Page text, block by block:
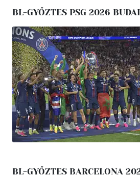
BL-GYŐZTES PSG 2026
BL-GYŐZTES BARCELONA